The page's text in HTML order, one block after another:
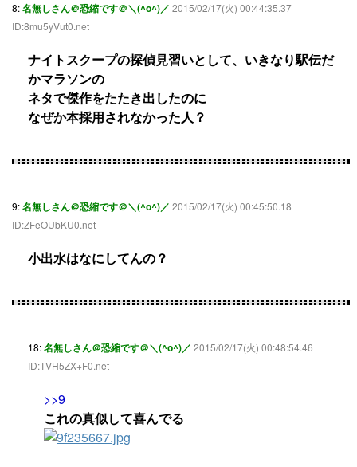
8:名無しさん＠恐縮です＠＼(^o^)／ 2015/02/17(火) 00:44:35.37
ID:8mu5yVut0.net
ナイトスクープの探偵見習いとして、いきなり駅伝だ
かマラソンの
ネタで傑作をたたき出したのに
なぜか本採用されなかった人？
9:名無しさん＠恐縮です＠＼(^o^)／ 2015/02/17(火) 00:45:50.18
ID:ZFeOUbKU0.net
小出水はなにしてんの？
18:名無しさん＠恐縮です＠＼(^o^)／ 2015/02/17(火) 00:48:54.46
ID:TVH5ZX+F0.net
>>9
これの真似して喜んでる